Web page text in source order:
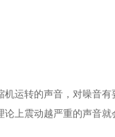
转的声音，对噪音有
上震动越严重的声音就